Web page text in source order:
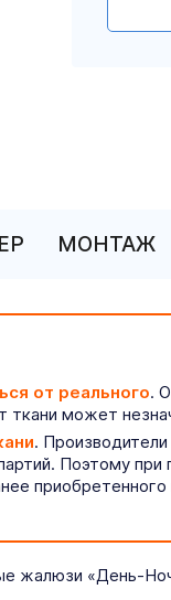
МОНТАЖ
от реального.
может
.
Поэтому
приобретенного
жалюзи «День-